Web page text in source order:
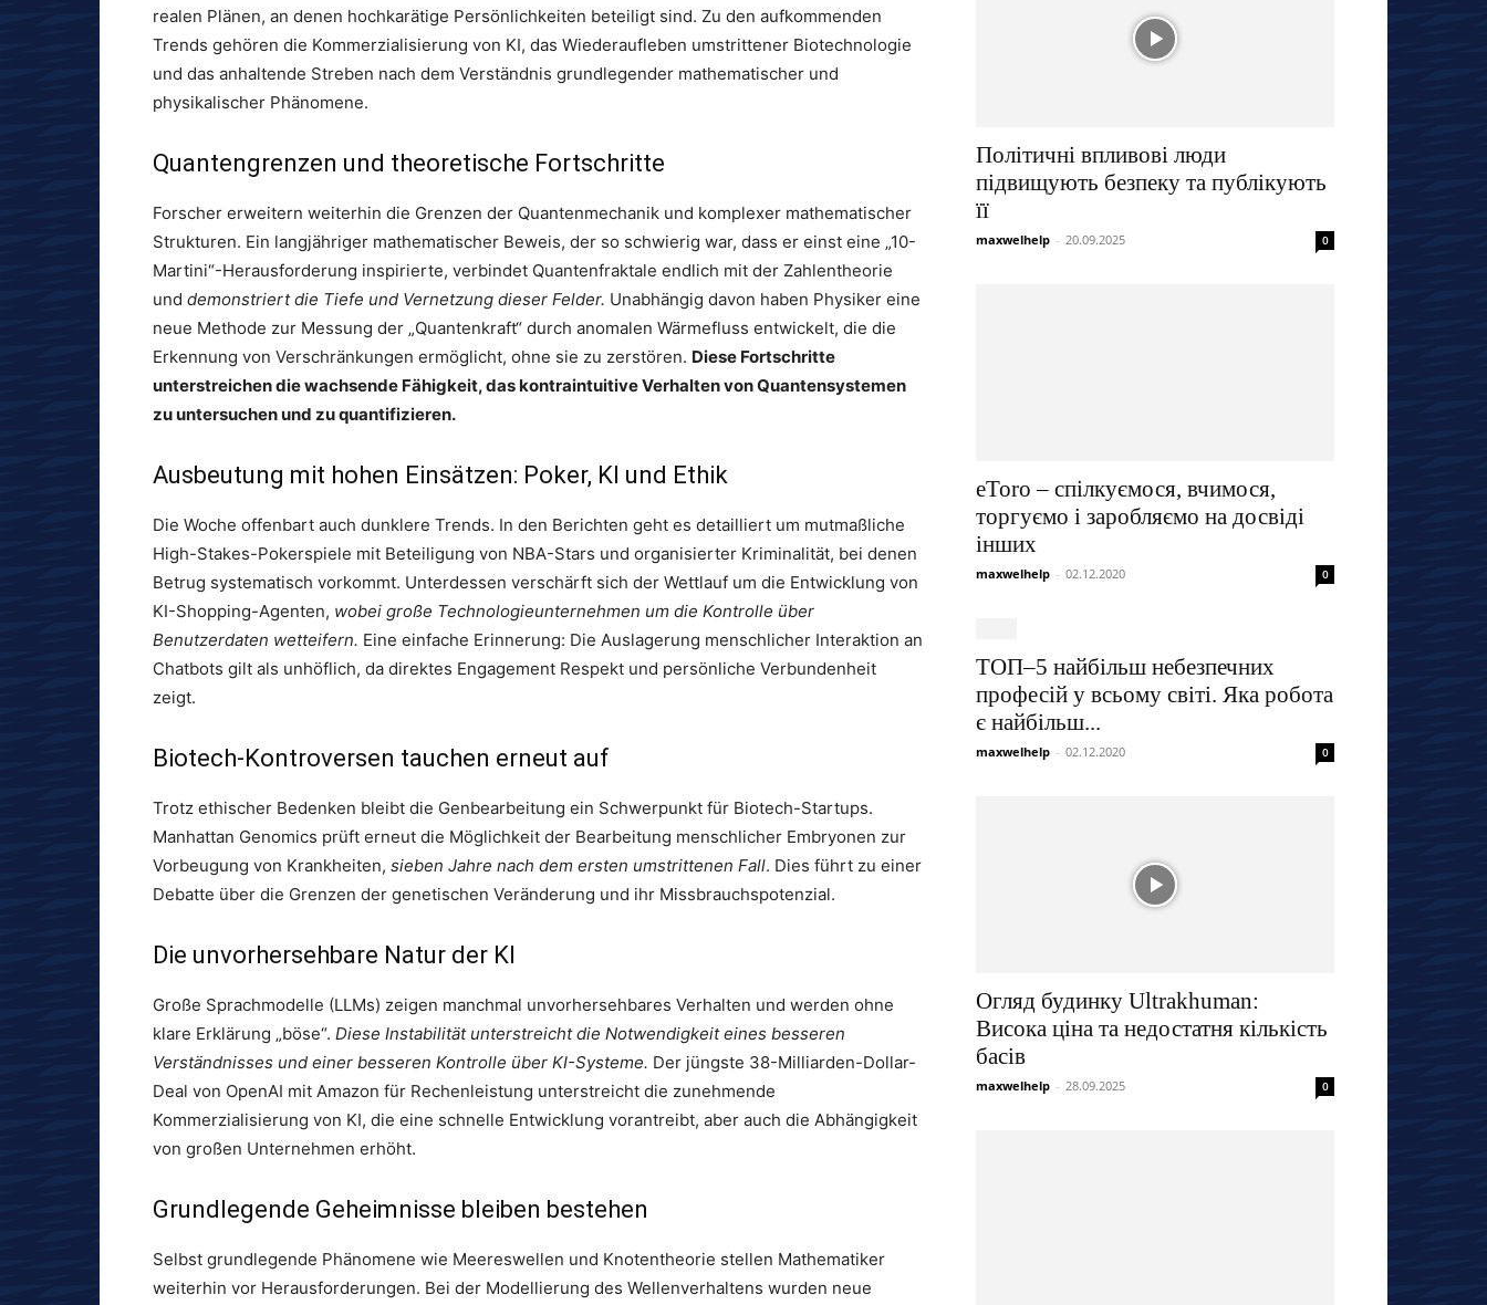
realen Plänen, an denen hochkarätige Persönlichkeiten beteiligt sind. Zu den aufkommenden
Trends gehören die Kommerzialisierung von KI, das Wiederaufleben umstrittener Biotechnologie
und das anhaltende Streben nach dem Verständnis grundlegender mathematischer und
physikalischer Phänomene.
Quantengrenzen und theoretische Fortschritte
Forscher erweitern weiterhin die Grenzen der Quantenmechanik und komplexer mathematischer
Strukturen. Ein langjähriger mathematischer Beweis, der so schwierig war, dass er einst eine „10-
Martini“-Herausforderung inspirierte, verbindet Quantenfraktale endlich mit der Zahlentheorie
und demonstriert die Tiefe und Vernetzung dieser Felder. Unabhängig davon haben Physiker eine
neue Methode zur Messung der „Quantenkraft“ durch anomalen Wärmefluss entwickelt, die die
Erkennung von Verschränkungen ermöglicht, ohne sie zu zerstören. Diese Fortschritte
unterstreichen die wachsende Fähigkeit, das kontraintuitive Verhalten von Quantensystemen
zu untersuchen und zu quantifizieren.
Ausbeutung mit hohen Einsätzen: Poker, KI und Ethik
Die Woche offenbart auch dunklere Trends. In den Berichten geht es detailliert um mutmaßliche
High-Stakes-Pokerspiele mit Beteiligung von NBA-Stars und organisierter Kriminalität, bei denen
Betrug systematisch vorkommt. Unterdessen verschärft sich der Wettlauf um die Entwicklung von
KI-Shopping-Agenten, wobei große Technologieunternehmen um die Kontrolle über
Benutzerdaten wetteifern. Eine einfache Erinnerung: Die Auslagerung menschlicher Interaktion an
Chatbots gilt als unhöflich, da direktes Engagement Respekt und persönliche Verbundenheit
zeigt.
Biotech-Kontroversen tauchen erneut auf
Trotz ethischer Bedenken bleibt die Genbearbeitung ein Schwerpunkt für Biotech-Startups.
Manhattan Genomics prüft erneut die Möglichkeit der Bearbeitung menschlicher Embryonen zur
Vorbeugung von Krankheiten, sieben Jahre nach dem ersten umstrittenen Fall. Dies führt zu einer
Debatte über die Grenzen der genetischen Veränderung und ihr Missbrauchspotenzial.
Die unvorhersehbare Natur der KI
Große Sprachmodelle (LLMs) zeigen manchmal unvorhersehbares Verhalten und werden ohne
klare Erklärung „böse“. Diese Instabilität unterstreicht die Notwendigkeit eines besseren
Verständnisses und einer besseren Kontrolle über KI-Systeme. Der jüngste 38-Milliarden-Dollar-
Deal von OpenAI mit Amazon für Rechenleistung unterstreicht die zunehmende
Kommerzialisierung von KI, die eine schnelle Entwicklung vorantreibt, aber auch die Abhängigkeit
von großen Unternehmen erhöht.
Grundlegende Geheimnisse bleiben bestehen
Selbst grundlegende Phänomene wie Meereswellen und Knotentheorie stellen Mathematiker
weiterhin vor Herausforderungen. Bei der Modellierung des Wellenverhaltens wurden neue
Політичні впливові люди
підвищують безпеку та публікують
її
maxwelhelp - 20.09.2025 0
eToro – спілкуємося, вчимося,
торгуємо і заробляємо на досвіді
інших
maxwelhelp - 02.12.2020 0
ТОП–5 найбільш небезпечних
професій у всьому світі. Яка робота
є найбільш...
maxwelhelp - 02.12.2020 0
Огляд будинку Ultrakhuman:
Висока ціна та недостатня кількість
басів
maxwelhelp - 28.09.2025 0